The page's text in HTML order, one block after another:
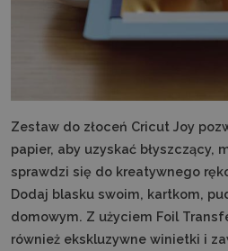
Zestaw do złoceń Cricut Joy
papier, aby uzyskać
sprawdzi się do kreatywnego
Dodaj blasku swoim, kartkom,
domowym. Z użyciem Foil
również ekskluzywne winietki i